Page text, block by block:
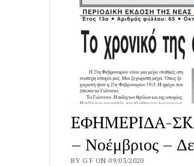
EΦHMEPIΔA-
– Νοέμβριος –
BY G F ON 09/03/2020